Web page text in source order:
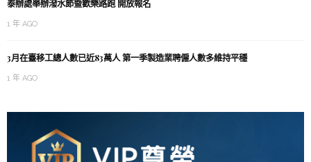
泰辦處舉辦潑水節暨歡樂路跑 開放報名
1 年 AGO
3月在臺移工總人數已近83萬人 第一季製造業聘僱人數多維持平穩
1 年 AGO